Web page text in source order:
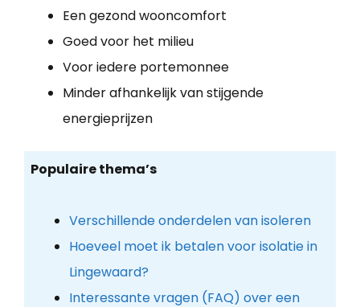
Een gezond wooncomfort
Goed voor het milieu
Voor iedere portemonnee
Minder afhankelijk van stijgende
energieprijzen
Populaire thema’s
Verschillende onderdelen van isoleren
Hoeveel moet ik betalen voor isolatie in
Lingewaard?
Interessante vragen (FAQ) over een